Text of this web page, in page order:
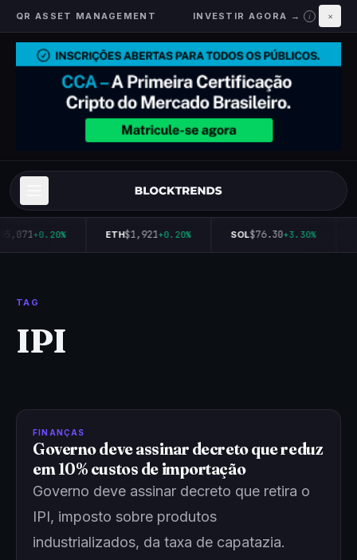
QR ASSET MANAGEMENT INVESTIR AGORA → i ×
+0.20% ETH$1,921+0.20% SOL$76.30+3.30%
TAG
IPI
FINANÇAS
Governo deve assinar decreto que reduz
em 10% custos de importação
Governo deve assinar decreto que retira o
IPI, imposto sobre produtos
industrializados, da taxa de capatazia.